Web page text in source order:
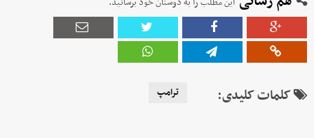
کلمات کلیدی: ترامپ